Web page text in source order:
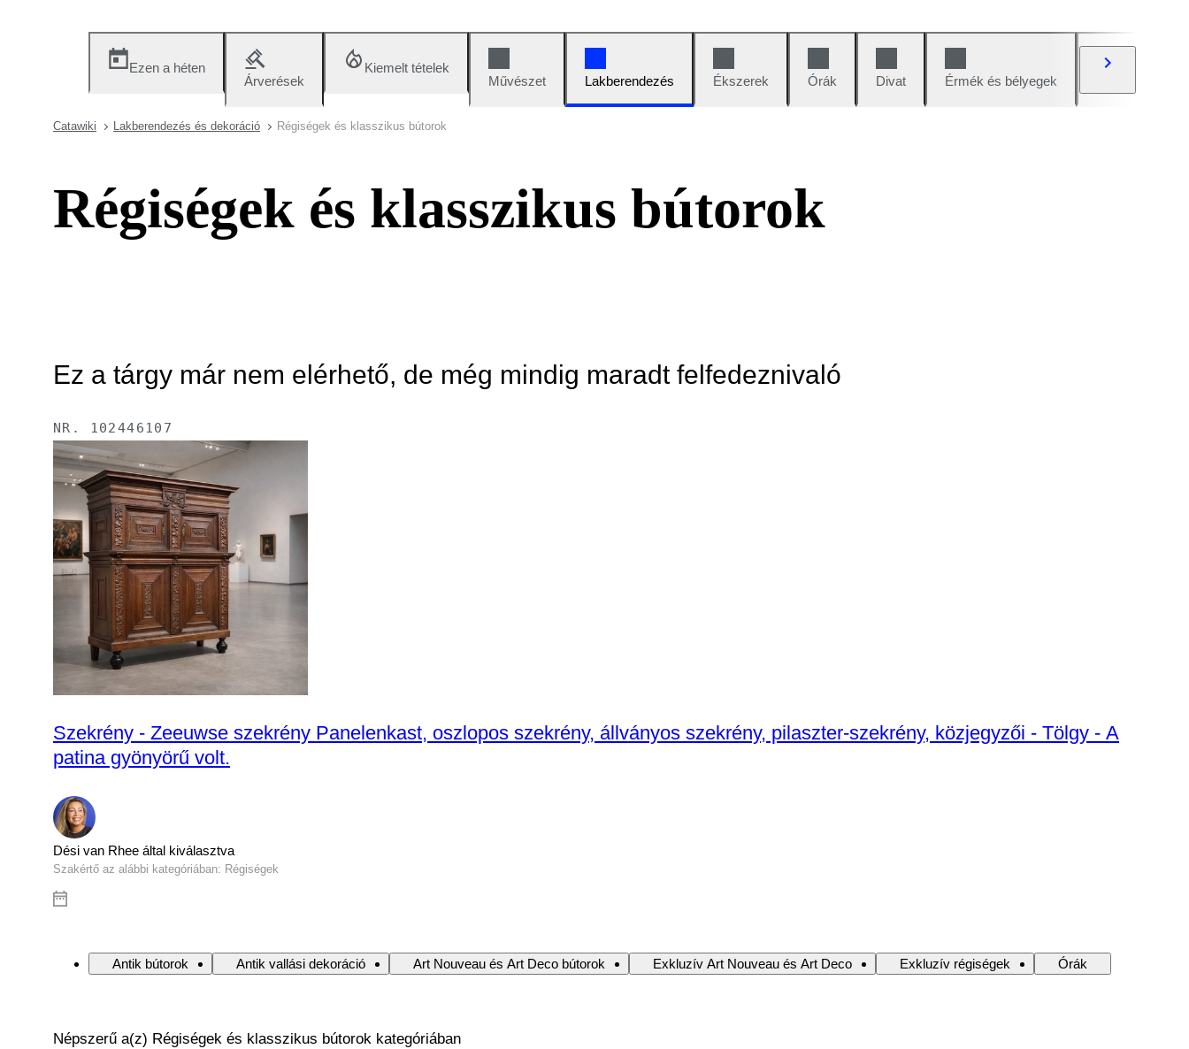
Ezen a héten
Árverések
Kiemelt tételek
Művészet
Lakberendezés Ékszerek Órák Divat Érmék és bélyegek
Catawiki Lakberendezés és dekoráció Régiségek és klasszikus bútorok
Régiségek és klasszikus bútorok
Ez a tárgy már nem elérhető, de még mindig maradt felfedeznivaló
NR. 102446107
Szekrény - Zeeuwse szekrény Panelenkast, oszlopos szekrény, állványos szekrény, pilaszter-szekrény, közjegyzői - Tölgy - A
patina gyönyörű volt.
Dési van Rhee által kiválasztva
Szakértő az alábbi kategóriában: Régiségek
Antik bútorok Antik vallási dekoráció Art Nouveau és Art Deco bútorok Exkluzív Art Nouveau és Art Deco Exkluzív régiségek Órák
Népszerű a(z) Régiségek és klasszikus bútorok kategóriában